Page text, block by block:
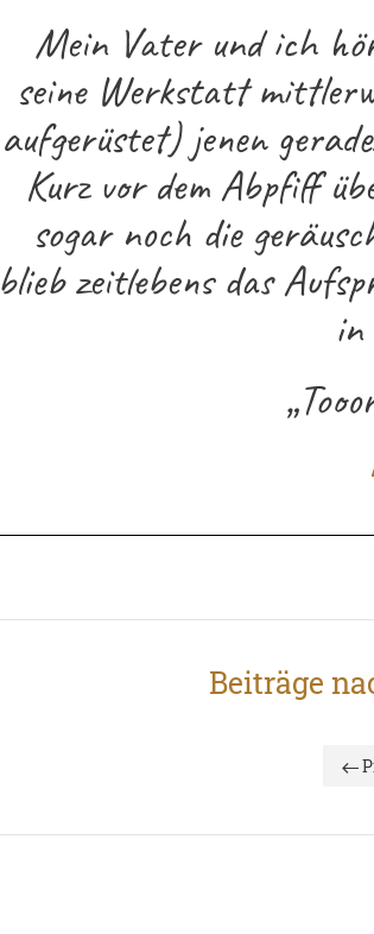
Mein Vater und ich
seine Werkstatt
aufgerüstet) jenen
Kurz vor dem Abpfiff
sogar noch die
blieb zeitlebens das
Beiträge